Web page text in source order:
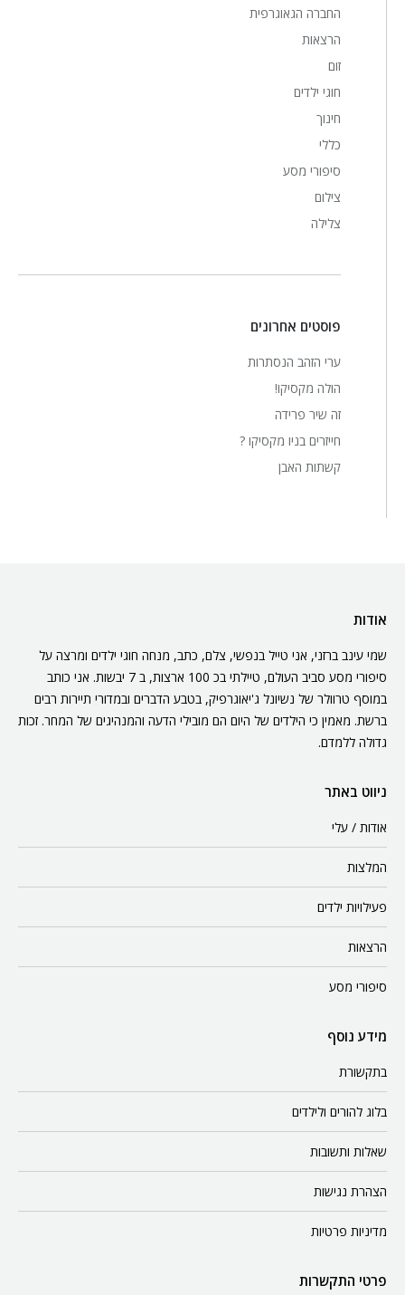
החברה הגאוגרפית
הרצאות
זום
חוגי ילדים
חינוך
כללי
סיפורי מסע
צילום
צלילה
פוסטים אחרונים
ערי הזהב הנסתרות
הולה מקסיקו!
זה שיר פרידה
חייזרים בניו מקסיקו ?
קשתות האבן
אודות
שמי עינב ברזני, אני טייל בנפשי, צלם, כתב, מנחה חוגי ילדים ומרצה על
סיפורי מסע סביב העולם, טיילתי בכ 100 ארצות, ב 7 יבשות. אני כותב
במוסף טרוולר של נשיונל ג'יאוגרפיק, בטבע הדברים ובמדורי תיירות רבים
ברשת. מאמין כי הילדים של היום הם מובילי הדעה והמנהיגים של המחר. זכות
גדולה ללמדם.
ניווט באתר
אודות / עלי
המלצות
פעילויות ילדים
הרצאות
סיפורי מסע
מידע נוסף
בתקשורת
בלוג להורים ולילדים
שאלות ותשובות
הצהרת נגישות
מדיניות פרטיות
פרטי התקשרות